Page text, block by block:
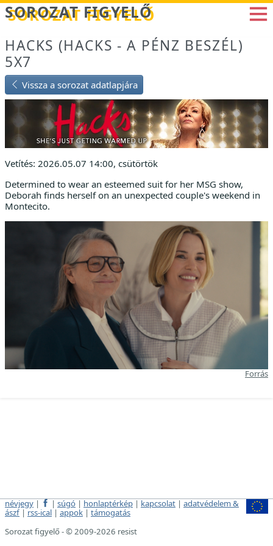
Betöltés...
SOROZAT FIGYELŐ
HACKS (HACKS - A PÉNZ BESZÉL)
5X7
Vissza a sorozat adatlapjára
Vetítés: 2026.05.07 14:00, csütörtök
Determined to wear an esteemed suit for her MSG show,
Deborah finds herself on an unexpected couple's weekend in
Montecito.
Forrás
névjegy | | súgó | honlaptérkép | kapcsolat | adatvédelem &
ászf | rss-ical | appok | támogatás
Sorozat figyelő - © 2009-2026 resist